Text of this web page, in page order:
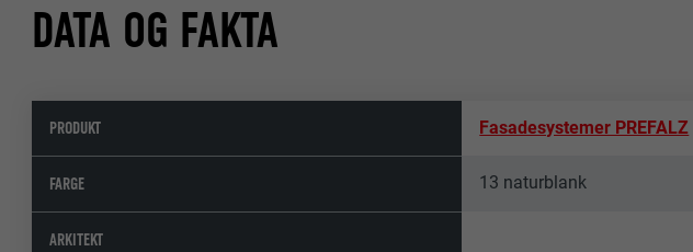
DATA OG FAKTA
PRODUKT Fasadesystemer PREFALZ
FARGE 13 naturblank
ARKITEKT